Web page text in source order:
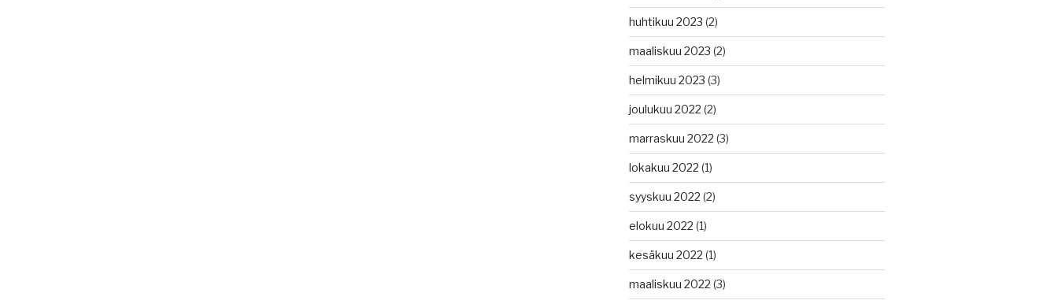
huhtikuu 2023 (2)
maaliskuu 2023 (2)
helmikuu 2023 (3)
joulukuu 2022 (2)
marraskuu 2022 (3)
lokakuu 2022 (1)
syyskuu 2022 (2)
elokuu 2022 (1)
kesäkuu 2022 (1)
maaliskuu 2022 (3)